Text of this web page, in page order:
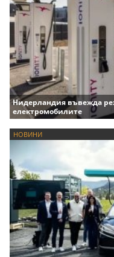
Нидерландия въвежда
електромобилите
НОВИНИ